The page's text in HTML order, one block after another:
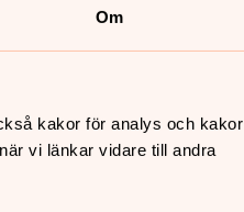
Om
kakor för analys och kakor
vi länkar vidare till andra